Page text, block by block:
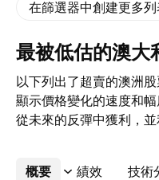
在篩選器中創建更多列
最被低估的澳
以下列出了超賣的澳洲
顯示價格變化的速度和
從未來的反彈中獲利，並
概要 績效 技術
更多